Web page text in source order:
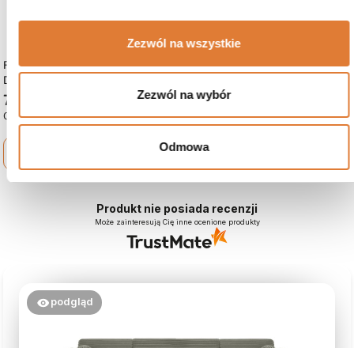
Zezwól na wszystkie
Zezwól na wybór
Odmowa
Regał Z Oświetleniem LED QUBIC
Dąb Artisan
799 zł
Czas dostawy: 15 dni roboczych
Produkt nie posiada recenzji
Może zainteresują Cię inne ocenione produkty
podgląd